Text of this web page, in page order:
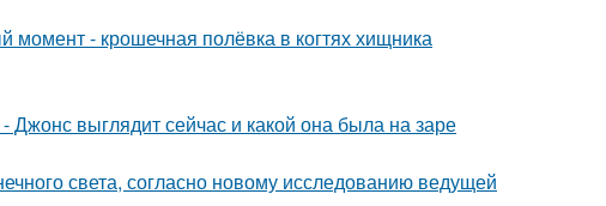
момент - крошечная полёвка в когтях хищника
Джонс выглядит сейчас и какой она была на заре
света, согласно новому исследованию ведущей